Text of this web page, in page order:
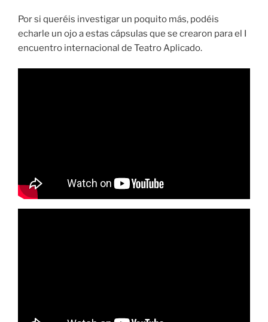
Por si queréis investigar un poquito más, podéis
echarle un ojo a estas cápsulas que se crearon para el I
encuentro internacional de Teatro Aplicado.